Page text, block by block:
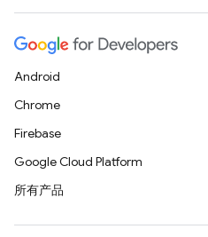
Android
Chrome
Firebase
Google Cloud Platform
所有产品